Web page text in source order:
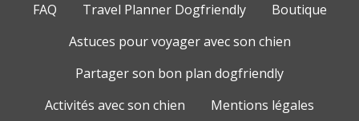
FAQ
Travel Planner Dogfriendly
Boutique
Astuces pour voyager avec son chien
Partager son bon plan dogfriendly
Activités avec son chien
Mentions légales